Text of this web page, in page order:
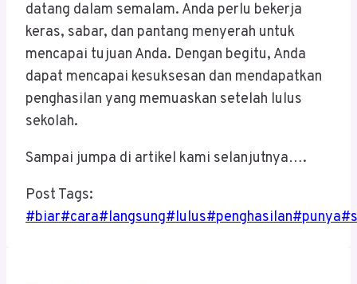
datang dalam semalam. Anda perlu bekerja
keras, sabar, dan pantang menyerah untuk
mencapai tujuan Anda. Dengan begitu, Anda
dapat mencapai kesuksesan dan mendapatkan
penghasilan yang memuaskan setelah lulus
sekolah.
Sampai jumpa di artikel kami selanjutnya….
Post Tags:
#biar#cara#langsung#lulus#penghasilan#punya#